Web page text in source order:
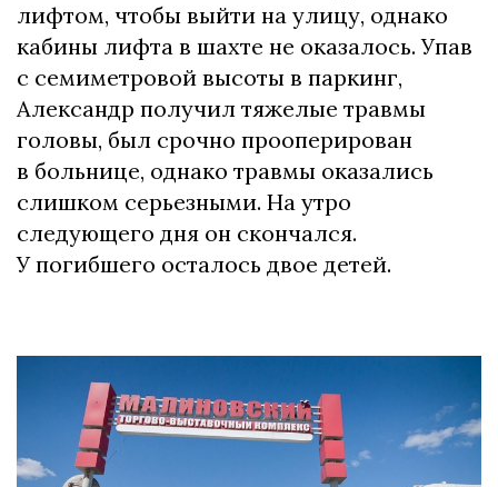
лифтом, чтобы выйти на улицу, однако
кабины лифта в шахте не оказалось. Упав
с семиметровой высоты в паркинг,
Александр получил тяжелые травмы
головы, был срочно прооперирован
в больнице, однако травмы оказались
слишком серьезными. На утро
следующего дня он скончался.
У погибшего осталось двое детей.